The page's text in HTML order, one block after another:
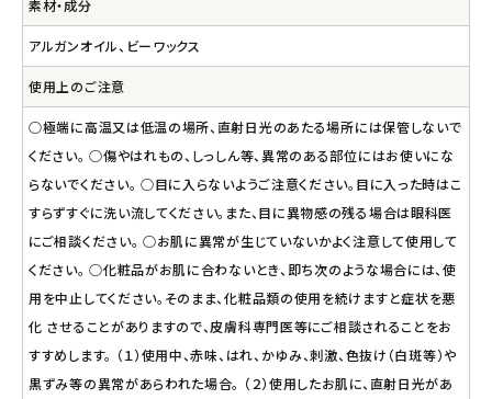
素材・成分
アルガンオイル、ビーワックス
使用上のご注意
○極端に高温又は低温の場所、直射日光のあたる場所には保管しないで
ください。 ○傷やはれもの、しっしん等、異常のある部位にはお使いにな
らないでください。 ○目に入らないようご注意ください。目に入った時はこ
すらずすぐに洗い流してください。また、目に異物感の残る場合は眼科医
にご相談ください。 ○お肌に異常が生じていないかよく注意して使用して
ください。 ○化粧品がお肌に合わないとき、即ち次のような場合には、使
用を中止してください。そのまま、化粧品類の使用を続けますと症状を悪
化 させることがありますので、皮膚科専門医等にご相談されることをお
すすめします。 （１）使用中、赤味、はれ、かゆみ、刺激、色抜け（白斑等）や
黒ずみ等の異常があらわれた場合。 （２）使用したお肌に、直射日光があ